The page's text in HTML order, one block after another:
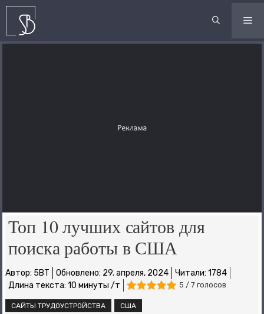
Перейти
содержимому
Топ 10 лучших сайтов для
поиска работы в США
Автор: 5BT Обновлено: 29. апреля, 2024
Читали: 1784
Длина текста: 10 минуты /т
5 / 7 голосов
САЙТЫ ТРУДОУСТРОЙСТВА США